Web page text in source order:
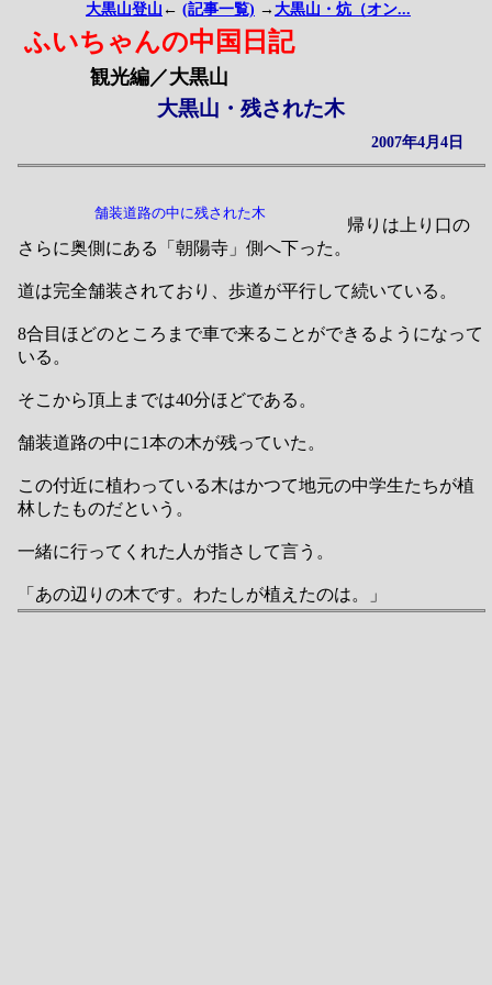
大黒山登山 ← (記事一覧) → 大黒山・炕（オン...
ふいちゃんの中国日記
観光編／大黒山
大黒山・残された木
2007年4月4日
舗装道路の中に残された木
帰りは上り口の
さらに奥側にある「朝陽寺」側へ下った。
道は完全舗装されており、歩道が平行して続いている。
8合目ほどのところまで車で来ることができるようになって
いる。
そこから頂上までは40分ほどである。
舗装道路の中に1本の木が残っていた。
この付近に植わっている木はかつて地元の中学生たちが植
林したものだという。
一緒に行ってくれた人が指さして言う。
「あの辺りの木です。わたしが植えたのは。」